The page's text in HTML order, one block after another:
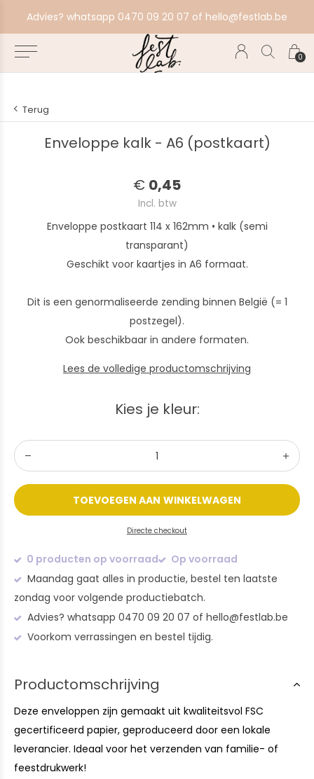
0
Advies? whatsapp 0470 09 20 07 of hello@festlab.be
Terug
Enveloppe kalk - A6 (postkaart)
€ 0,45
Incl. btw
Enveloppe postkaart 114 x 162mm • kalk (semi
transparant)
Geschikt voor kaartjes in A6 formaat.
Dit is een genormaliseerde zending binnen België (= 1
postzegel).
Ook beschikbaar in andere formaten.
Lees de volledige productomschrijving
Kies je kleur:
TOEVOEGEN AAN WINKELWAGEN
Directe checkout
0 producten op voorraad
Op voorraad
Maandag gaat alles in productie, bestel ten laatste
zondag voor volgende productiebatch.
Advies? whatsapp 0470 09 20 07 of hello@festlab.be
Voorkom verrassingen en bestel tijdig.
Productomschrijving
Deze enveloppen zijn gemaakt uit kwaliteitsvol FSC
gecertificeerd papier, geproduceerd door een lokale
leverancier. Ideaal voor het verzenden van familie- of
feestdrukwerk!